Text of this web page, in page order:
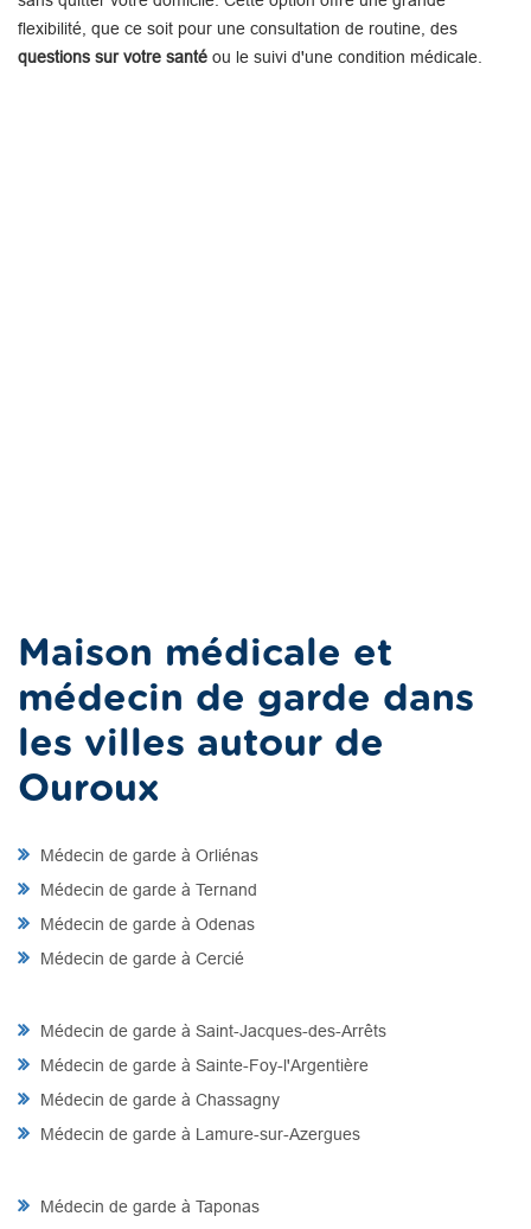
flexibilité, que ce soit pour une consultation de routine, des
questions sur votre santé ou le suivi d'une condition médicale.
Maison médicale et
médecin de garde dans
les villes autour de
Ouroux
Médecin de garde à Orliénas
Médecin de garde à Ternand
Médecin de garde à Odenas
Médecin de garde à Cercié
Médecin de garde à Saint-Jacques-des-Arrêts
Médecin de garde à Sainte-Foy-l'Argentière
Médecin de garde à Chassagny
Médecin de garde à Lamure-sur-Azergues
Médecin de garde à Taponas